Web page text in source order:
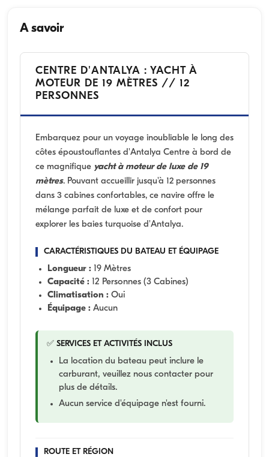
A savoir
CENTRE D'ANTALYA : YACHT À
MOTEUR DE 19 MÈTRES // 12
PERSONNES
Embarquez pour un voyage inoubliable le long des
côtes époustouflantes d'Antalya Centre à bord de
ce magnifique yacht à moteur de luxe de 19
mètres. Pouvant accueillir jusqu'à 12 personnes
dans 3 cabines confortables, ce navire offre le
mélange parfait de luxe et de confort pour
explorer les baies turquoise d'Antalya.
CARACTÉRISTIQUES DU BATEAU ET ÉQUIPAGE
Longueur : 19 Mètres
Capacité : 12 Personnes (3 Cabines)
Climatisation : Oui
Équipage : Aucun
✅ SERVICES ET ACTIVITÉS INCLUS
La location du bateau peut inclure le
carburant, veuillez nous contacter pour
plus de détails.
Aucun service d'équipage n'est fourni.
ROUTE ET RÉGION